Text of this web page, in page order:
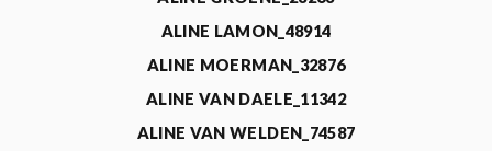
ALINE LAMON_48914
ALINE MOERMAN_32876
ALINE VAN DAELE_11342
ALINE VAN WELDEN_74587